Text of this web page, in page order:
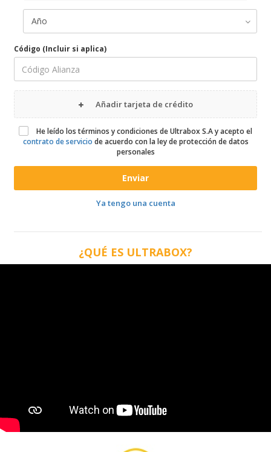
Código (Incluir si aplica)
Añadir tarjeta de crédito
He leído los términos y condiciones de Ultrabox S.A y acepto el
contrato de servicio de acuerdo con la ley de protección de datos
personales
Enviar
Ya tengo una cuenta
¿QUÉ ES ULTRABOX?